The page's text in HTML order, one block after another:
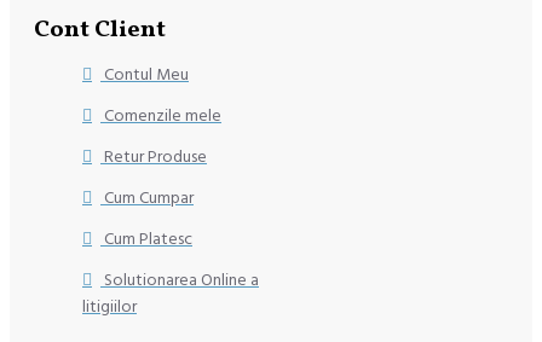
Cont Client
Contul Meu
Comenzile mele
Retur Produse
Cum Cumpar
Cum Platesc
Solutionarea Online a
litigiilor